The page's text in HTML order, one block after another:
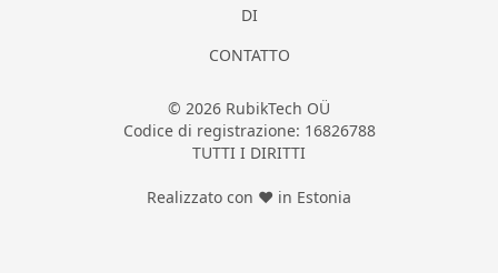
DI
CONTATTO
© 2026 RubikTech OÜ
Codice di registrazione: 16826788
TUTTI I DIRITTI
Realizzato con ❤ in Estonia